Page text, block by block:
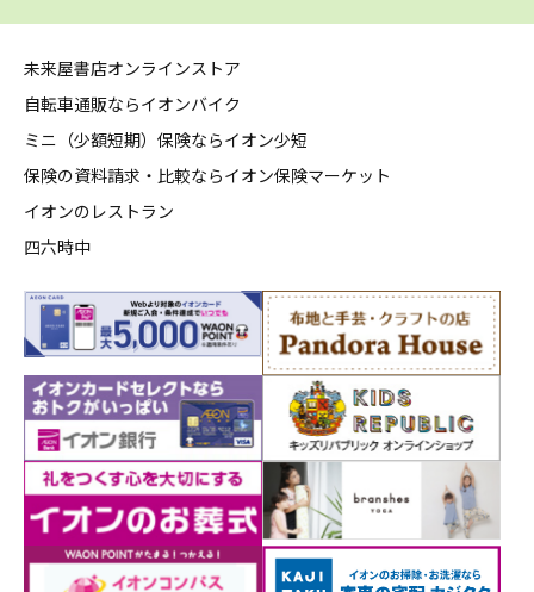
未来屋書店オンラインストア
自転車通販ならイオンバイク
ミニ（少額短期）保険ならイオン少短
保険の資料請求・比較ならイオン保険マーケット
イオンのレストラン
四六時中